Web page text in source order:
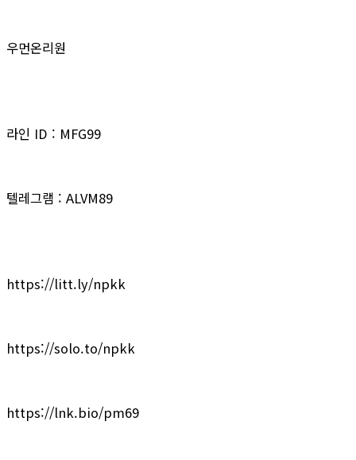
우먼온리원
라인 ID : MFG99
텔레그램 : ALVM89
https://litt.ly/npkk
https://solo.to/npkk
https://lnk.bio/pm69